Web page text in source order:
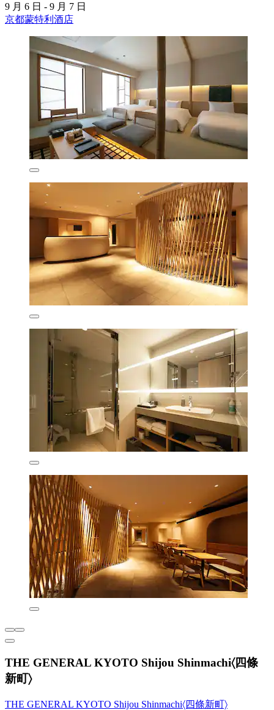
9 月 6 日 - 9 月 7 日
京都蒙特利酒店
THE GENERAL KYOTO Shijou Shinmachi〈四條
新町〉
THE GENERAL KYOTO Shijou Shinmachi〈四條新町〉